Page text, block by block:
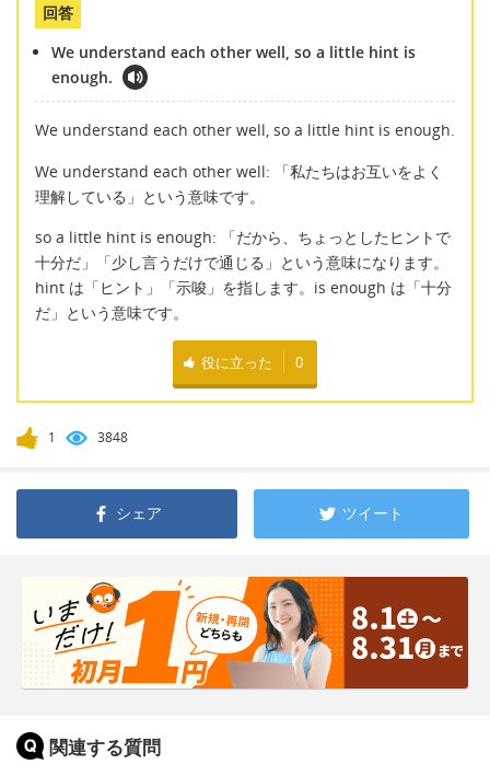
回答
We understand each other well, so a little hint is
enough.
We understand each other well, so a little hint is enough.
We understand each other well: 「私たちはお互いをよく
理解している」という意味です。
so a little hint is enough: 「だから、ちょっとしたヒントで
十分だ」「少し言うだけで通じる」という意味になります。
hint は「ヒント」「示唆」を指します。is enough は「十分
だ」という意味です。
役に立った 0
1 3848
シェア ツイート
関連する質問